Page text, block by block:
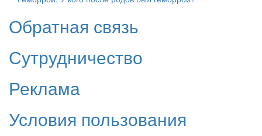
Обратная связь
Сутрудничество
Реклама
Условия пользования